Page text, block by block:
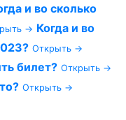
и во сколько
→ Когда и во
Открыть →
билет? Открыть →
Открыть →